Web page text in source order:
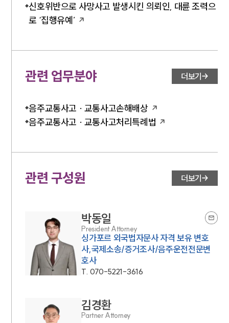
언론보도
뉴스레터/브로슈어
대륜법률상담예약
신호위반으로 사망사고 발생시킨 의뢰인, 대륜 조력으
로 ‘집행유예’
관련 업무분야 더보기
음주교통사고 · 교통사고손해배상
음주교통사고 · 교통사고처리특례법
관련 구성원 더보기
박동일
President Attorney
싱가포르 외국법자문사 자격 보유 변호
사,국제소송/증거조사/음주운전전문변
호사
T. 070-5221-3616
김경환
Partner Attorney